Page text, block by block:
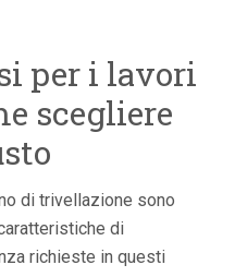
per i lavori
scegliere
di trivellazione sono
di
richieste in questi